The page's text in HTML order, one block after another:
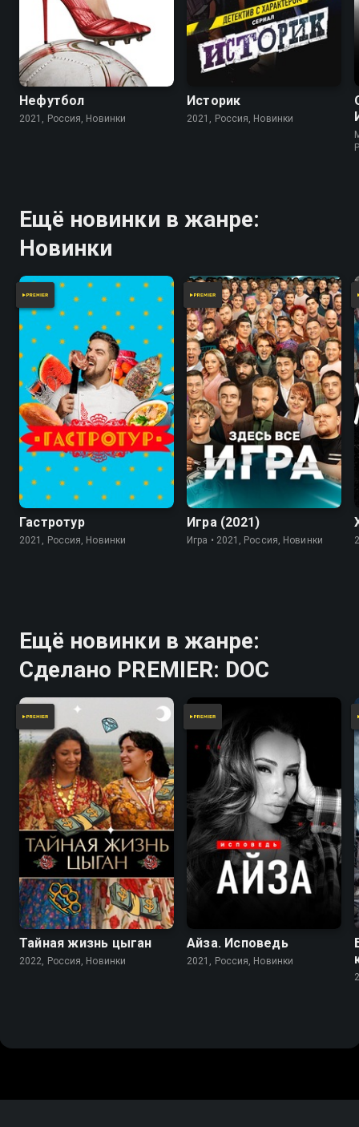
Нефутбол
2021, Россия, Новинки
Историк
2021, Россия, Новинки
Ещё новинки в жанре:
Новинки
Гастротур
2021, Россия, Новинки
7.8
Игра (2021)
Игра • 2021, Россия, Новинки
Ещё новинки в жанре:
Сделано PREMIER: DOC
Тайная жизнь цыган
2022, Россия, Новинки
Айза. Исповедь
2021, Россия, Новинки